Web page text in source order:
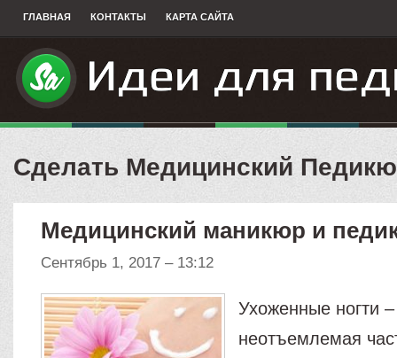
ГЛАВНАЯ КОНТАКТЫ КАРТА САЙТА
Сделать Медицинский
Медицинский маникюр и
Сентябрь 1, 2017 – 13:12
Ухоженные ногти –
неотъемлемая